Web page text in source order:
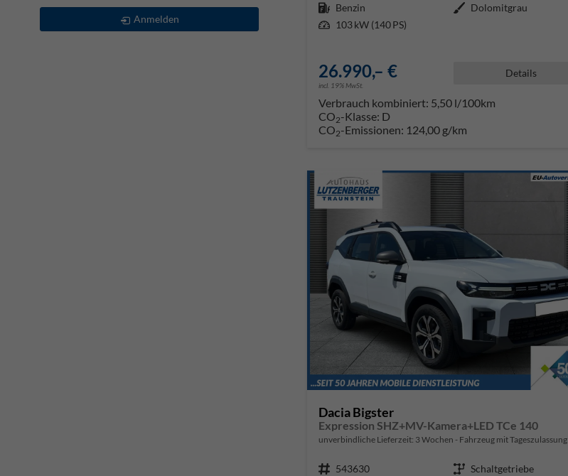
Kraftstoff Benzin Außenfarbe Dolomitgrau
Leistung 103 kW (140 PS)
26.990,– €
incl. 19% MwSt.
Details
Verbrauch kombiniert: 5,50 l/100km
CO2-Klasse: D
CO2-Emissionen: 124,00 g/km
Dacia Bigster
Expression SHZ+MV-Kamera+LED TCe 140
unverbindliche Lieferzeit: 3 Wochen Fahrzeug mit Tageszulassung
Fahrzeugnr. 543630 Getriebe Schaltgetriebe
Anmelden